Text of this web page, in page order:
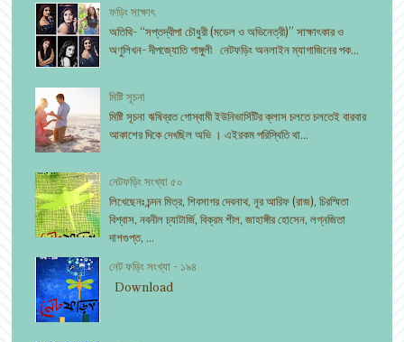
ফড়িং সাক্ষাৎ
অতিথি- “সপ্তদ্বীপা চৌধুরী (মডেল ও অভিনেত্রী)” সাক্ষাৎকার ও
অণুলিখন- দীপজ্যোতি গাঙ্গুলী নেটফড়িং অনলাইন ম্যাগাজিনের পক...
মিষ্টি সূচনা
মিষ্টি সূচনা ঋষিব্রত গোস্বামী ইউনিভার্সিটির ক্লাস চলতে চলতেই বারবার
আকাশের দিকে দেখছিল অভি । এইরকম পরিস্থিতি থা...
নেটফড়িং সংখ্যা ৫০
লিখেছেনঃ চন্দন মিত্র, শিবসাগর দেবনাথ, নূর আরিফ (রাজ), চিরস্মিতা
বিশ্বাস, নবনীল চ্যাটার্জি, বিক্রম শীল, জাহাঙ্গীর হোসেন, লগ্নজিতা
দাশগুপ্ত, ...
নেট ফড়িং সংখ্যা - ১৯৪
Download